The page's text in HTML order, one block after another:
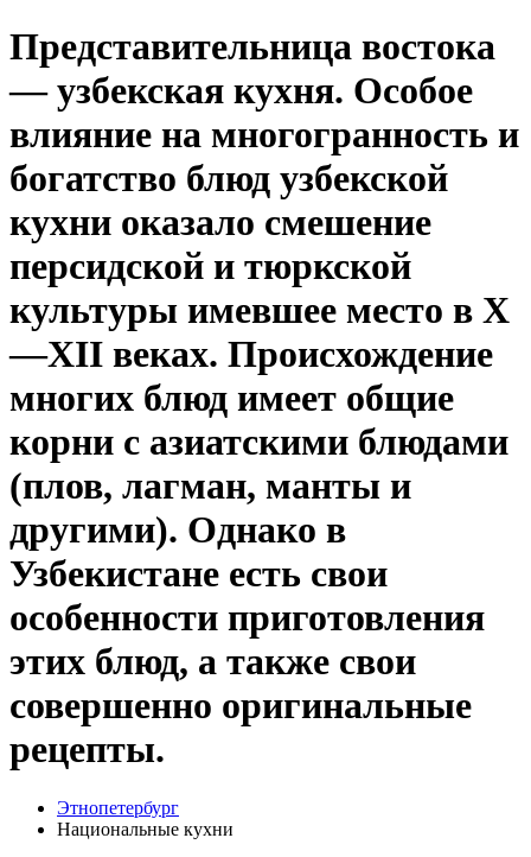
Представительница востока
— узбекская кухня. Особое
влияние на многогранность и
богатство блюд узбекской
кухни оказало смешение
персидской и тюркской
культуры имевшее место в X
—XII веках. Происхождение
многих блюд имеет общие
корни с азиатскими блюдами
(плов, лагман, манты и
другими). Однако в
Узбекистане есть свои
особенности приготовления
этих блюд, а также свои
совершенно оригинальные
рецепты.
Этнопетербург
Национальные кухни